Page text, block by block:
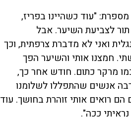
"עוד כשהיינו בפריז,
לצביעת השיער. אבל
ואני לא מדברת צרפתית, וכך
חמצנו אותי והשיער הפך
מרקר כתום. חודש אחר כך,
אנשים שהתפללו לשלומנו
רואים אותי זוהרת בחושך. עוד
ככה".